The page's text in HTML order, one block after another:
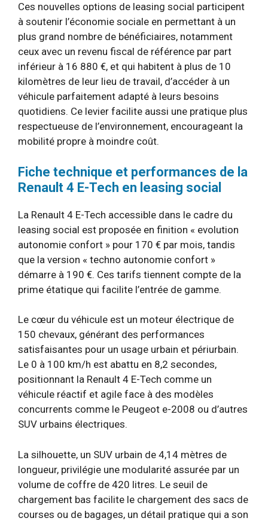
Ces nouvelles options de leasing social participent
à soutenir l’économie sociale en permettant à un
plus grand nombre de bénéficiaires, notamment
ceux avec un revenu fiscal de référence par part
inférieur à 16 880 €, et qui habitent à plus de 10
kilomètres de leur lieu de travail, d’accéder à un
véhicule parfaitement adapté à leurs besoins
quotidiens. Ce levier facilite aussi une pratique plus
respectueuse de l’environnement, encourageant la
mobilité propre à moindre coût.
Fiche technique et performances de la
Renault 4 E-Tech en leasing social
La Renault 4 E-Tech accessible dans le cadre du
leasing social est proposée en finition « evolution
autonomie confort » pour 170 € par mois, tandis
que la version « techno autonomie confort »
démarre à 190 €. Ces tarifs tiennent compte de la
prime étatique qui facilite l’entrée de gamme.
Le cœur du véhicule est un moteur électrique de
150 chevaux, générant des performances
satisfaisantes pour un usage urbain et périurbain.
Le 0 à 100 km/h est abattu en 8,2 secondes,
positionnant la Renault 4 E-Tech comme un
véhicule réactif et agile face à des modèles
concurrents comme le Peugeot e-2008 ou d’autres
SUV urbains électriques.
La silhouette, un SUV urbain de 4,14 mètres de
longueur, privilégie une modularité assurée par un
volume de coffre de 420 litres. Le seuil de
chargement bas facilite le chargement des sacs de
courses ou de bagages, un détail pratique qui a son